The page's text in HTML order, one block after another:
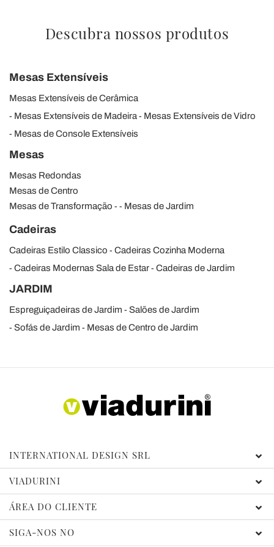
Descubra nossos produtos
Mesas Extensíveis
Mesas Extensíveis de Cerâmica
Mesas Extensíveis de Madeira
Mesas Extensíveis de Vidro
Mesas de Console Extensíveis
Mesas
Mesas Redondas
Mesas de Centro
Mesas de Transformação
Mesas de Jardim
Cadeiras
Cadeiras Estilo Classico
Cadeiras Cozinha Moderna
Cadeiras Modernas Sala de Estar
Cadeiras de Jardim
JARDIM
Espreguiçadeiras de Jardim
Salões de Jardim
Sofás de Jardim
Mesas de Centro de Jardim
INTERNATIONAL DESIGN SRL
VIADURINI
ÁREA DO CLIENTE
SIGA-NOS NO